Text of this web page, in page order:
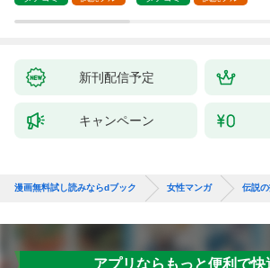
新刊配信予定
キャンペーン
漫画無料試し読みならdブック 女性マンガ 伝説の
アプリならもっと便利で快